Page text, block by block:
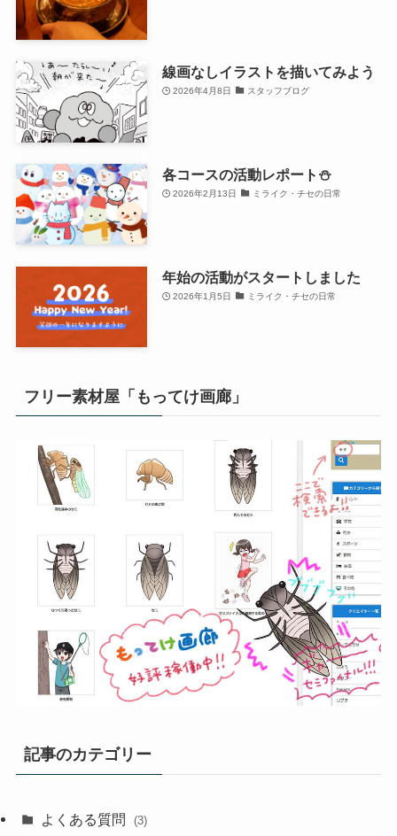
線画なしイラストを描いてみよう
2026年4月8日 スタッフブログ
各コースの活動レポート⛄
2026年2月13日 ミライク・チセの日常
年始の活動がスタートしました
2026年1月5日 ミライク・チセの日常
フリー素材屋「もってけ画廊」
記事のカテゴリー
よくある質問 (3)